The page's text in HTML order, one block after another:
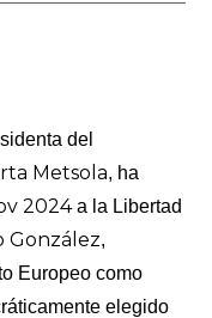
del
Metsola, ha
2024a la Libertad
González,
Europeo como
elegido